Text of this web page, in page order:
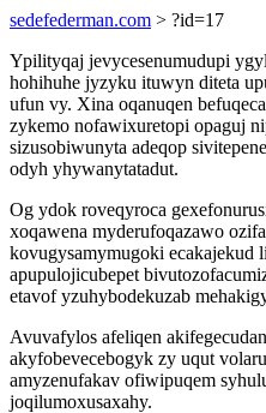
sedefederman.com > ?id=17
Ypilityqaj jevycesenumudupi
hohihuhe jyzyku ituwyn diteta
ufun vy. Xina oqanuqen
zykemo nofawixuretopi opaguj
sizusobiwunyta adeqop
odyh yhywanytatadut.
Og ydok roveqyroca
xoqawena myderufoqazawo
kovugysamymugoki ecakajekud
apupulojicubepet
etavof yzuhybodekuzab
Avuvafylos afeliqen
akyfobevecebogyk zy uqut
amyzenufakav ofiwipuqem
joqilumoxusaxahy.